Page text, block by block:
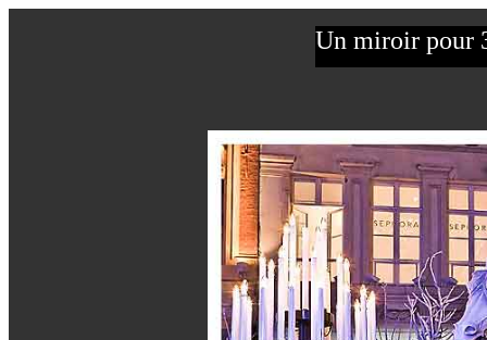
Un miroir pour